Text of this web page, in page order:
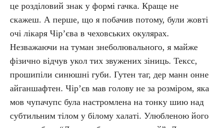
це розділовий знак у формі гачка. Краще не
скажеш. А перше, що я побачив потому, були жовті
очі лікаря Чір’єва в чеховських окулярах.
Незважаючи на туман знеболювального, я майже
фізично відчув укол тих звужених зіниць. Тексс,
прошипіли синюшні губи. Гутен таг, дер манн онне
айганшафтен. Чір’єв мав голову не за розміром, яка
мов чупачупс була настромлена на тонку шию над
субтильним тілом у білому халаті. Улюбленою його